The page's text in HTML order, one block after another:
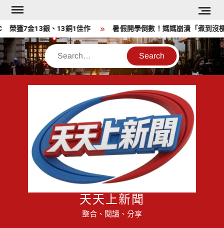
Skip
content
7金13銀、13銅1佳作 暑假開學倒數！媽媽崩潰「煮到沒梗
Search
天天上新聞
整合、閱讀、分享